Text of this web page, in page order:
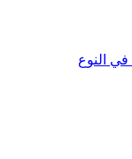
النوع